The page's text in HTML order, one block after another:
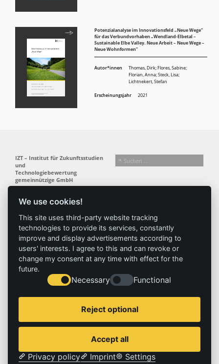
Potenzialanalyse im Innovationsfeld „Neue Wege“
für das Verbundvorhaben „Wendland-Elbetal –
Sustainable Elbe Valley. Neue Arbeit – Neue Wege –
Neue Wohnformen“
Autor*innen
Thomas, Dirk; Flores, Sabine;
Florian, Anna; Steck, Lisa;
Lichtnekert, Stefan
Erscheinungsjahr 2021
We use cookies!
This site uses third-party website tracking
technologies to provide its services, constantly
improve and display advertisements according to
users' interests. I agree to this and can revoke or
change my consent at any time with effect for the
future.
Necessary Functional
Reject optional
Accept all
Privacy policy
Imprint Settings
IZT – Institut für Zukunftsstudien
und
Technologiebewertung
gemeinnützige GmbH
T +49 (0) 30 80 30 88-0
Institut
Profil
Team
Gremien
Forschung
Forschungsfelder
Methoden
Ergebnisse
Projekte
Publikationen
Aktuelles
News
Presse
Standorte
Stellenangebote
Impressum
Impressum
Datenschutzerklärung
© 2026 | IZT – Institut für Zukunftsstudien und Technologiebewertung gemeinnützige GmbH